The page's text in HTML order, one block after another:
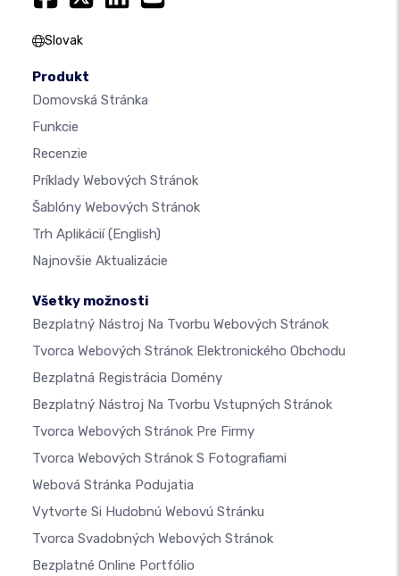
Slovak
Produkt
Domovská Stránka
Funkcie
Recenzie
Príklady Webových Stránok
Šablóny Webových Stránok
Trh Aplikácií(English)
Najnovšie Aktualizácie
Všetky možnosti
Bezplatný Nástroj Na Tvorbu Webových Stránok
Tvorca Webových Stránok Elektronického Obchodu
Bezplatná Registrácia Domény
Bezplatný Nástroj Na Tvorbu Vstupných Stránok
Tvorca Webových Stránok Pre Firmy
Tvorca Webových Stránok S Fotografiami
Webová Stránka Podujatia
Vytvorte Si Hudobnú Webovú Stránku
Tvorca Svadobných Webových Stránok
Bezplatné Online Portfólio